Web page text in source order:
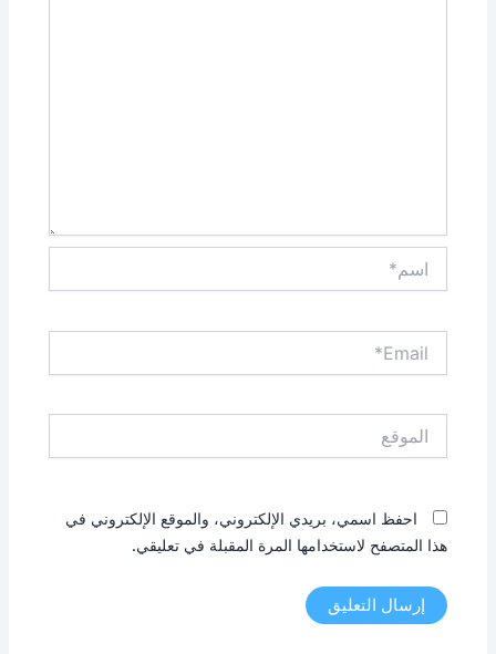
احفظ اسمي، بريدي الإلكتروني، والموقع الإلكتروني في
هذا المتصفح لاستخدامها المرة المقبلة في تعليقي.